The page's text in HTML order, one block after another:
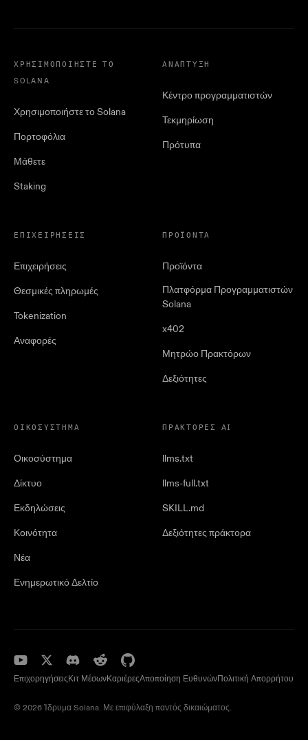
ΧΡΗΣΙΜΟΠΟΙΉΣΤΕ ΤΟ
SOLANA
Χρησιμοποιήστε το Solana
Πορτοφόλια
Μάθετε
Staking
ΑΝΆΠΤΥΞΗ
Κέντρο προγραμματιστών
Τεκμηρίωση
Πρότυπα
ΕΠΙΧΕΙΡΉΣΕΙΣ
Επιχειρήσεις
Θεσμικές πληρωμές
Tokenization
Αναφορές
ΠΡΟΪΌΝΤΑ
Προϊόντα
Πλατφόρμα Προγραμματιστών
Solana
x402
Μητρώο Πρακτόρων
Δεξιότητες
ΟΙΚΟΣΎΣΤΗΜΑ
Οικοσύστημα
Δίκτυο
Εκδηλώσεις
Κοινότητα
Νέα
Ενημερωτικό Δελτίο
ΠΡΆΚΤΟΡΕΣ AI
llms.txt
llms-full.txt
SKILL.md
Δεξιότητες πράκτορα
Επιχορηγήσεις Κιτ ΜέσωνΚαριέρεςΑποποίηση ΕυθυνώνΠολιτική Απορρήτου
© 2026 Ίδρυμα Solana. Με επιφύλαξη παντός δικαιώματος.